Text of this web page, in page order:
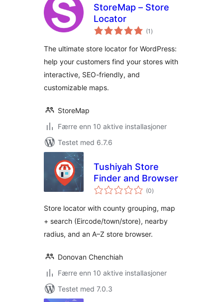
StoreMap – Store
Locator
(1 totale
vurderinger
)
The ultimate store locator for WordPress:
help your customers find your stores with
interactive, SEO-friendly, and
customizable maps.
StoreMap
Færre enn 10 aktive installasjoner
Testet med 6.7.6
Tushiyah Store
Finder and Browser
(0totale
vurderinger
)
Store locator with county grouping, map
+ search (Eircode/town/store), nearby
radius, and an A–Z store browser.
Donovan Chenchiah
Færre enn 10 aktive installasjoner
Testet med 7.0.3